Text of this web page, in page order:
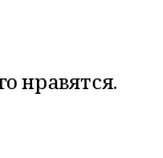
нравятся.